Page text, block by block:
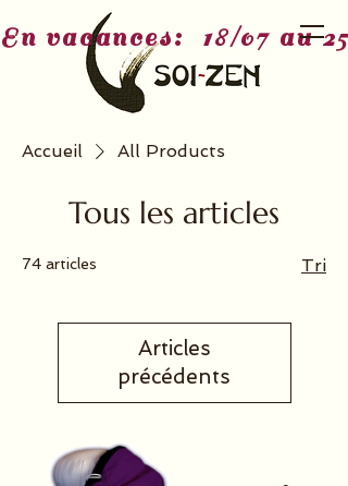
En vacances:  18/07 au
Accueil All Products
Tous les articles
74 articles Tri
Articles
précédents